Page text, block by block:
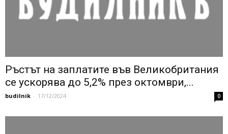
Ръстът на заплатите във Великобритания
се ускорява до 5,2% през октомври,...
budilnik - 17/12/2024 0